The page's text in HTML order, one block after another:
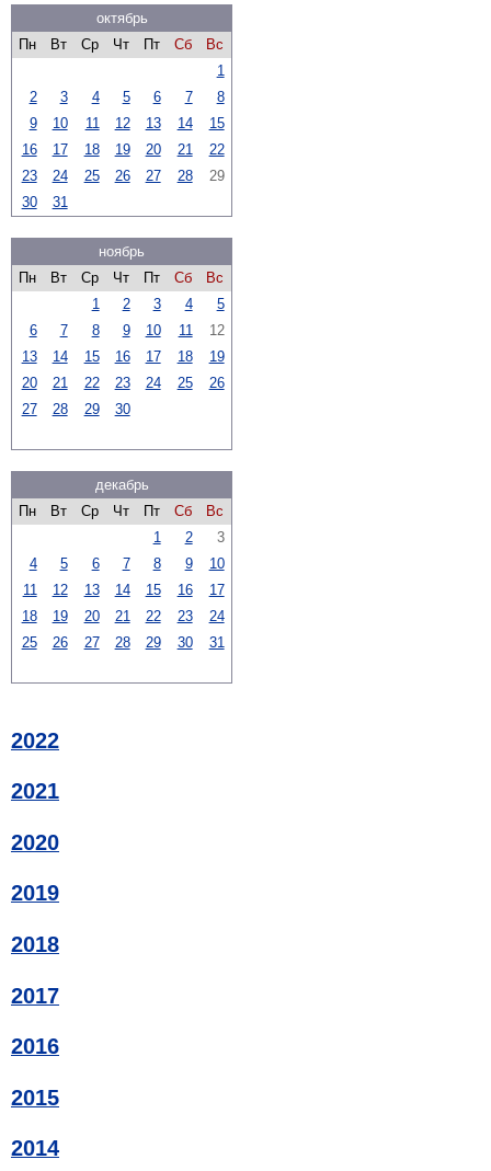
октябрь
Пн
Вт Ср Чт Пт Сб
Вс
1
2
3 4 5 6 7
8
9
10 11 12 13 14
15
16
17 18 19 20 21
22
23
24 25 26 27 28
29
30
31
ноябрь
Пн
Вт Ср Чт Пт Сб
Вс
1
2 3 4
5
6
7 8 9 10 11
12
13
14 15 16 17 18
19
20
21 22 23 24 25
26
27
28 29 30
декабрь
Пн
Вт Ср Чт Пт Сб
Вс
1
2
3
4
5 6 7 8 9
10
11
12 13 14 15 16
17
18
19 20 21 22 23
24
25
26 27 28 29 30 31
2022
2021
2020
2019
2018
2017
2016
2015
2014